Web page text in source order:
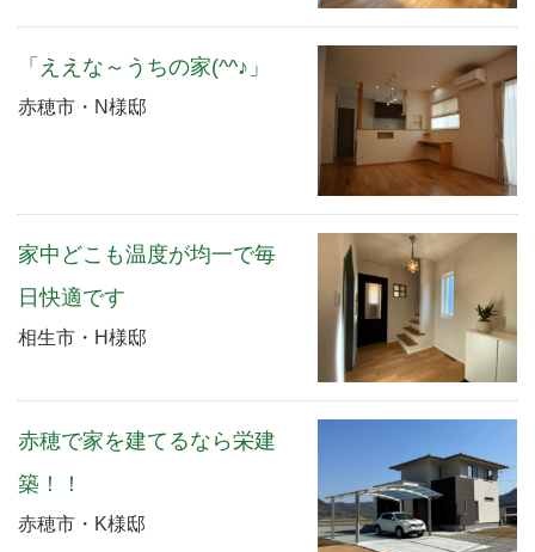
「ええな～うちの家(^^♪」
赤穂市・N様邸
家中どこも温度が均一で毎
日快適です
相生市・H様邸
赤穂で家を建てるなら栄建
築！！
赤穂市・K様邸